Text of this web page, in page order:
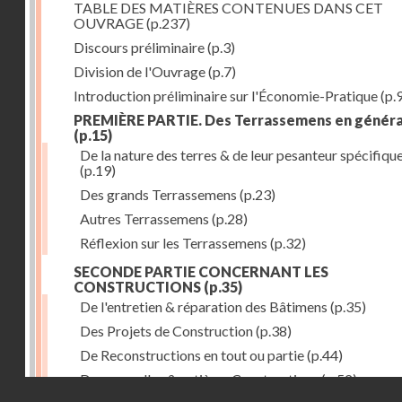
TABLE DES MATIÈRES CONTENUES DANS CET
OUVRAGE(p.237)
Discours préliminaire(p.3)
Division de l'Ouvrage(p.7)
Introduction préliminaire sur l'Économie-Pratique
PREMIÈRE PARTIE. Des Terrassemens en
(p.15)
De la nature des terres & de leur pesanteur
(p.19)
Des grands Terrassemens (p.23)
Autres Terrassemens (p.28)
Réflexion sur les Terrassemens (p.32)
SECONDE PARTIE CONCERNANT LES
CONSTRUCTIONS (p.35)
De l'entretien & réparation des Bâtimens (p.35)
Des Projets de Construction(p.38)
De Reconstructions en tout ou partie(p.44)
Des nouvelles & entières Constructions(p.52)